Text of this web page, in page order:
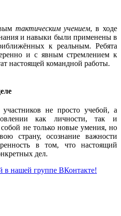
тактическим учением, в ходе
и навыки были применены в
к реальным. Ребята
и с явным стремлением к
настоящей командной работы.
не просто учебой, а
как личности, так и
не только новые умения, но
страну, осознание важности
в том, что настоящий
дел.
в нашей группе ВКонтакте!